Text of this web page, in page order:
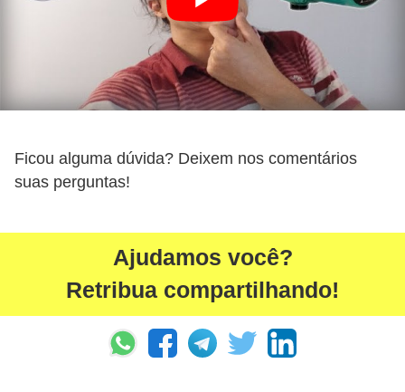
Ficou alguma dúvida? Deixem nos comentários
suas perguntas!
Ajudamos você?
Retribua compartilhando!